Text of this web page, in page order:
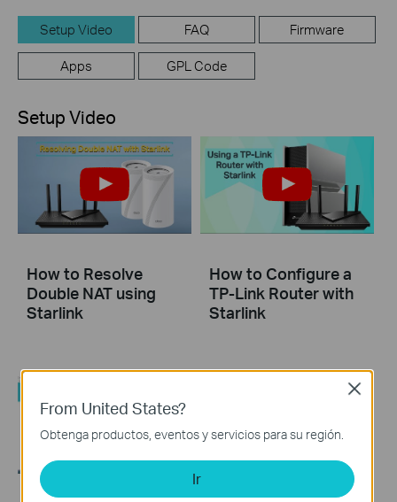
Setup Video FAQ Firmware
Apps GPL Code
Setup Video
How to Resolve
Double NAT using
Starlink
How to Configure a
TP-Link Router with
Starlink
From United States?
Obtenga productos, eventos y servicios para su región.
Ir
Close